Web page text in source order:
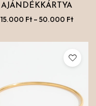
AJÁNDÉKKÁRTYA
15.000 Ft– 50.000 Ft